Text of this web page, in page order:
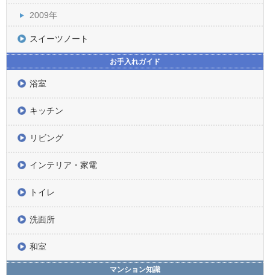
2009年
スイーツノート
お手入れガイド
浴室
キッチン
リビング
インテリア・家電
トイレ
洗面所
和室
マンション知識